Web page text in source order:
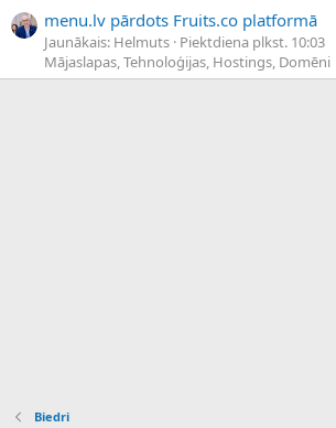
menu.lv pārdots Fruits.co platformā
Jaunākais: Helmuts Piektdiena plkst. 10:03
Mājaslapas, Tehnoloģijas, Hostings, Domēni
Biedri